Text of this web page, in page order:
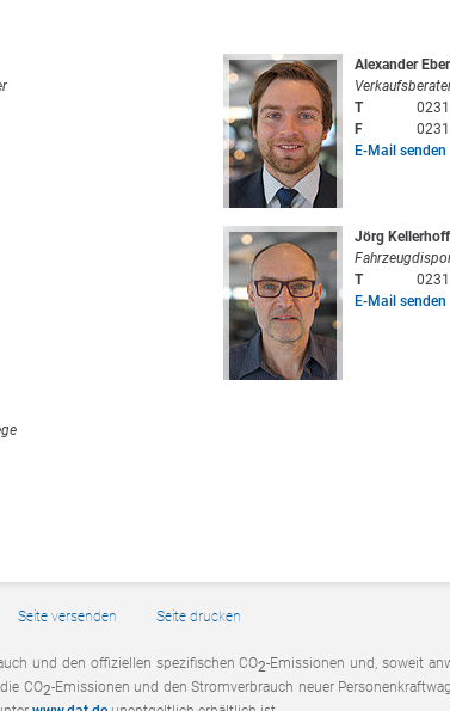
Alexander
T
F
E-Mail senden
Jörg Kellerhoff
T
E-Mail senden
Seite versenden Seite drucken
und den offiziellen spezifischen CO2-Emissionen und, soweit
CO2-Emissionen und den Stromverbrauch neuer